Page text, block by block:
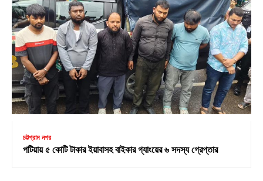
চট্টগ্রাম নগর
পটিয়ায় ৫ কোটি টাকার ইয়াবাসহ বাইকার গ্যাংয়ের ৬ সদস্য গ্রেপ্তার